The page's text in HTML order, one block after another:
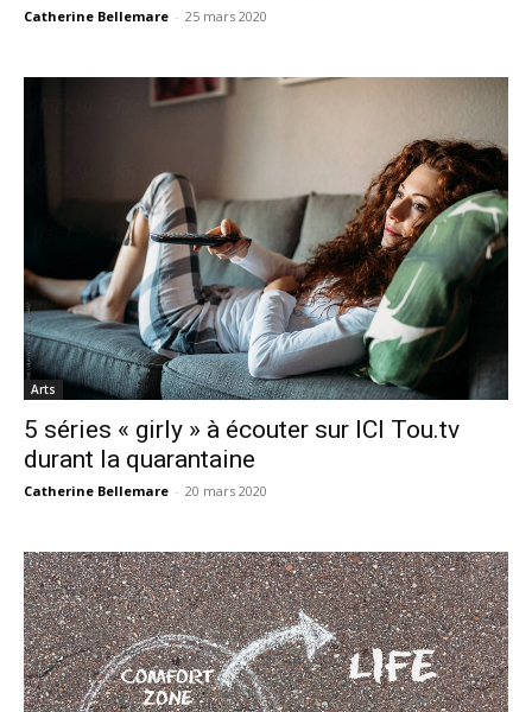
Catherine Bellemare - 25 mars 2020
Arts
5 séries « girly » à écouter sur ICI Tou.tv
durant la quarantaine
Catherine Bellemare - 20 mars 2020